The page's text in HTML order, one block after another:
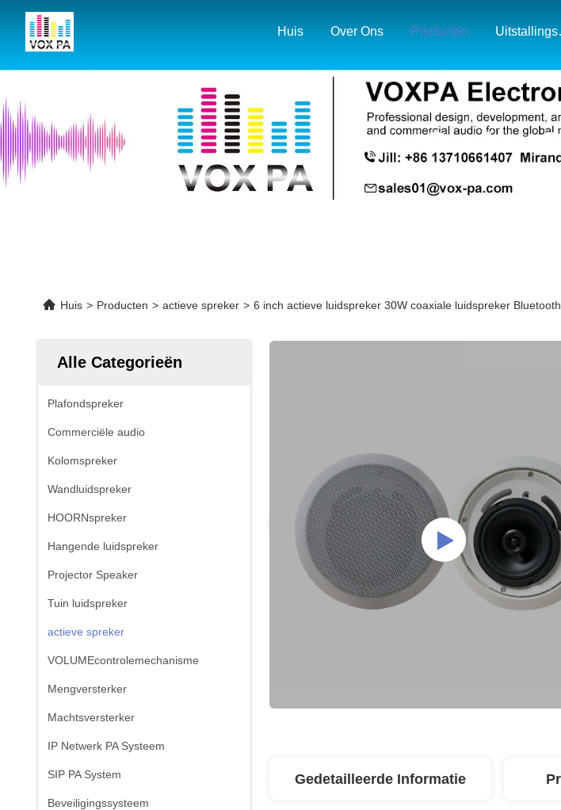
Huis Over Ons Producten
Product
Huis > Producten > actieve spreker > 6 inch actieve luidspreker 30W coaxiale luidspreker
Alle Categorieën
Plafondspreker
Commerciële audio
Kolomspreker
Wandluidspreker
HOORNspreker
Hangende luidspreker
Projector Speaker
Tuin luidspreker
actieve spreker
VOLUMEcontrolemechanisme
Mengversterker
Machtsversterker
IP Netwerk PA Systeem
SIP PA System
Beveiligingssysteem
Gedetailleerde Informatie